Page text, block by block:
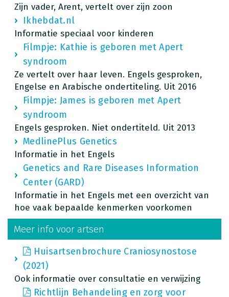
Zijn vader, Arent, vertelt over zijn zoon
Ikhebdat.nl
Informatie speciaal voor kinderen
Filmpje: Kathie is geboren met Apert
syndroom
Ze vertelt over haar leven. Engels gesproken,
Engelse en Arabische ondertiteling. Uit 2016
Filmpje: James is geboren met Apert
syndroom
Engels gesproken. Niet ondertiteld. Uit 2013
MedlinePlus Genetics
Informatie in het Engels
Genetics and Rare Diseases Information
Center (GARD)
Informatie in het Engels met een overzicht van
hoe vaak bepaalde kenmerken voorkomen
Meer info voor artsen
Huisartsenbrochure Craniosynostose
(2021)
Ook informatie over consultatie en verwijzing
Richtlijn Behandeling en zorg voor